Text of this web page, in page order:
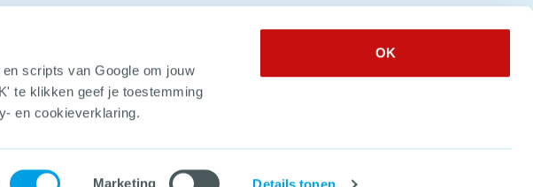
scripts van Google om jouw
te klikken geef je toestemming
en cookieverklaring.
Marketing Details tonen
OK
© Copyright 2026. Alle rechten voorbehouden